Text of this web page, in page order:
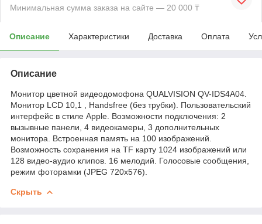
Минимальная сумма заказа на сайте — 20 000 ₸
Описание Характеристики Доставка Оплата
Описание
Монитор цветной видеодомофона QUALVISION QV-IDS4A04.
Монитор LCD 10,1 , Handsfree (без трубки). Пользовательский
интерфейс в стиле Apple. Возможности подключения: 2
вызывные панели, 4 видеокамеры, 3 дополнительных
монитора. Встроенная память на 100 изображений.
Возможность сохранения на TF карту 1024 изображений или
128 видео-аудио клипов. 16 мелодий. Голосовые сообщения,
режим фоторамки (JPEG 720x576).
Скрыть